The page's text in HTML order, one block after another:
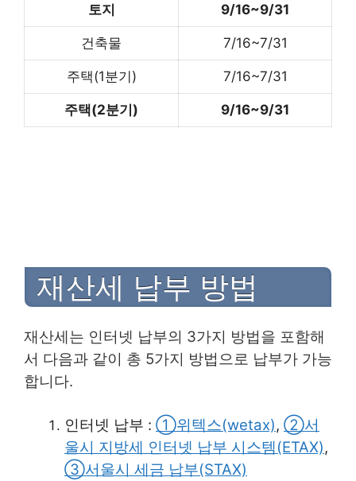
토지 9/16~9/31
건축물 7/16~7/31
주택(1분기) 7/16~7/31
주택(2분기) 9/16~9/31
재산세 납부 방법
재산세는 인터넷 납부의 3가지 방법을 포함해
서 다음과 같이 총 5가지 방법으로 납부가 가능
합니다.
인터넷 납부 : ①위텍스(wetax), ②서
울시 지방세 인터넷 납부 시스템(ETAX),
③서울시 세금 납부(STAX)